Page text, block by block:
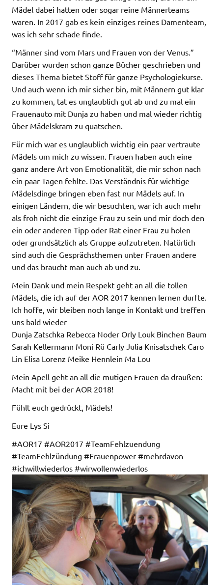
Mädel dabei hatten oder sogar reine Männerteams
waren. In 2017 gab es kein einziges reines Damenteam,
was ich sehr schade finde.
“Männer sind vom Mars und Frauen von der Venus.”
Darüber wurden schon ganze Bücher geschrieben und
dieses Thema bietet Stoff für ganze Psychologiekurse.
Und auch wenn ich mir sicher bin, mit Männern gut klar
zu kommen, tat es unglaublich gut ab und zu mal ein
Frauenauto mit Dunja zu haben und mal wieder richtig
über Mädelskram zu quatschen.
Für mich war es unglaublich wichtig ein paar vertraute
Mädels um mich zu wissen. Frauen haben auch eine
ganz andere Art von Emotionalität, die mir schon nach
ein paar Tagen fehlte. Das Verständnis für wichtige
Mädelsdinge bringen eben fast nur Mädels auf. In
einigen Ländern, die wir besuchten, war ich auch mehr
als froh nicht die einzige Frau zu sein und mir doch den
ein oder anderen Tipp oder Rat einer Frau zu holen
oder grundsätzlich als Gruppe aufzutreten. Natürlich
sind auch die Gesprächsthemen unter Frauen andere
und das braucht man auch ab und zu.
Mein Dank und mein Respekt geht an all die tollen
Mädels, die ich auf der AOR 2017 kennen lernen durfte.
Ich hoffe, wir bleiben noch lange in Kontakt und treffen
uns bald wieder
Dunja Zatschka Rebecca Noder Orly Louk Binchen Baum
Sarah Kellermann Moni Rü Carly Julia Knisatschek Caro
Lin Elisa Lorenz Meike Hennlein Ma Lou
Mein Apell geht an all die mutigen Frauen da draußen:
Macht mit bei der AOR 2018!
Fühlt euch gedrückt, Mädels!
Eure Lys Si
#AOR17 #AOR2017 #TeamFehlzuendung
#TeamFehlzündung #Frauenpower #mehrdavon
#ichwillwiederlos #wirwollenwiederlos